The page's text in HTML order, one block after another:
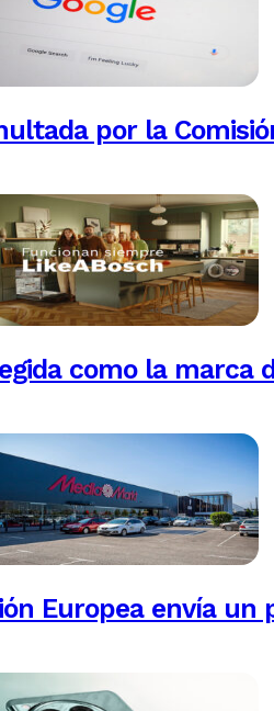
por la
como la marca
Europea envía un